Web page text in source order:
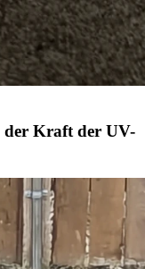
der Kraft der UV-